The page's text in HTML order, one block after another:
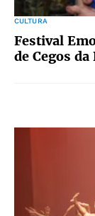
CULTURA
Festival
de Cegos da